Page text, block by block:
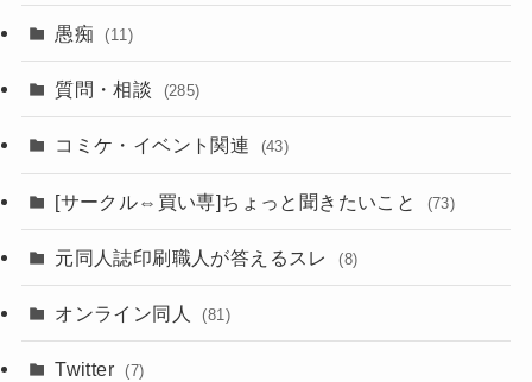
愚痴 (11)
質問・相談 (285)
コミケ・イベント関連 (43)
[サークル⇔買い専]ちょっと聞きたいこと (73)
元同人誌印刷職人が答えるスレ (8)
オンライン同人 (81)
Twitter (7)